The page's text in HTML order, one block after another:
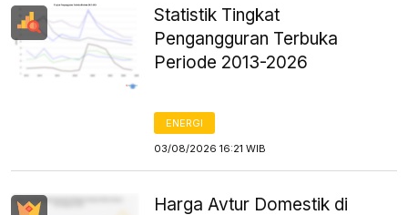
Statistik Tingkat
Pengangguran Terbuka
Periode 2013-2026
ENERGI
03/08/2026 16:21 WIB
Harga Avtur Domestik di